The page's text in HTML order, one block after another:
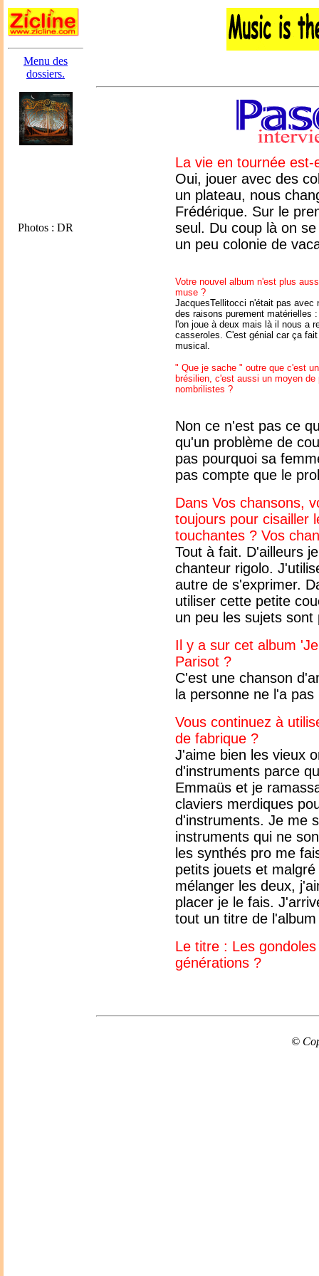
Menu des
dossiers.
Photos : DR
La vie en tournée est-
Oui, jouer avec des
un plateau, nous
Frédérique. Sur le
seul. Du coup là on
un peu colonie de
Votre nouvel album n'est plus
muse ?
JacquesTellitocci n'était pas avec
des raisons purement matérielles
l'on joue à deux mais là il nous a
casseroles. C'est génial car ça
musical.
" Que je sache " outre que c'est
brésilien, c'est aussi un moyen
nombrilistes ?
Non ce n'est pas ce
qu'un problème de
pas pourquoi sa
pas compte que le
Dans Vos chansons,
toujours pour cisailler
touchantes ? Vos
Tout à fait. D'ailleurs
chanteur rigolo.
autre de s'exprimer.
utiliser cette petite
un peu les sujets sont
Il y a sur cet album
Parisot ?
C'est une chanson
la personne ne l'a
Vous continuez à
de fabrique ?
J'aime bien les vieux
d'instruments parce
Emmaüs et je
claviers merdiques
d'instruments. Je me
instruments qui ne
les synthés pro me
petits jouets et
mélanger les deux,
placer je le fais.
tout un titre de
Le titre : Les
générations ?
©